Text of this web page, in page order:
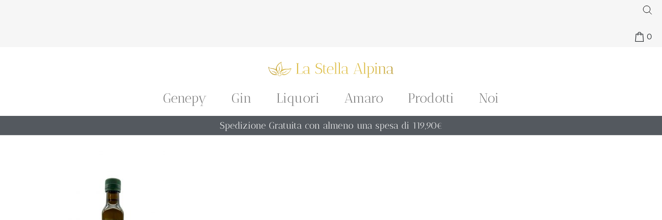
0
Genepy Gin Liquori Amaro Prodotti Noi
Spedizione Gratuita con almeno una spesa di 119,90€